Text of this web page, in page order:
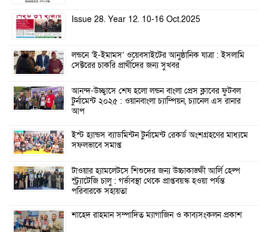
Issue 28. Year 12. 10-16 Oct.2025
লন্ডনে ‘ই-ইমামস’ ওয়েবসাইটের আনুষ্ঠানিক যাত্রা : ইসলামি
সেক্টরের চাকরি প্রার্থীদের জন্য সুখবর
আনন্দ-উচ্ছ্বাসে শেষ হলো লন্ডন বাংলা প্রেস ক্লাবের ফুটবল
টুর্নামেন্ট ২০২৫ : ওয়ানবাংলা চ্যাম্পিয়ন, চ্যানেল এস রানার
আপ
ইস্ট হ্যান্ডস ব্যাডমিন্টন টুর্নামেন্ট রেকর্ড অংশগ্রহণের মাধ্যমে
সফলভাবে সমাপ্ত
টাওয়ার হ্যামলেটসে শিশুদের জন্য উচ্চাকাঙ্ক্ষী আর্লি হেল্প
স্ট্র্যাটেজি চালু : গর্ভাবস্থা থেকে প্রাপ্তবয়স্ক হওয়া পর্যন্ত
পরিবারকে সহায়তা
শাহেদ রাহমান সম্পাদিত ম্যাগাজিন ও কাব্যসংকলন প্রকাশ